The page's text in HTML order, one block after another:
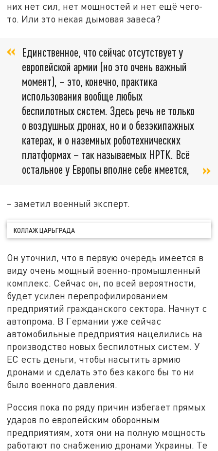
них нет сил, нет мощностей и нет ещё чего-
то. Или это некая дымовая завеса?
Единственное, что сейчас отсутствует у
европейской армии (но это очень важный
момент), – это, конечно, практика
использования вообще любых
беспилотных систем. Здесь речь не только
о воздушных дронах, но и о безэкипажных
катерах, и о наземных роботехнических
платформах – так называемых НРТК. Всё
остальное у Европы вполне себе имеется,
– заметил военный эксперт.
КОЛЛАЖ ЦАРЬГРАДА
Он уточнил, что в первую очередь имеется в
виду очень мощный военно-промышленный
комплекс. Сейчас он, по всей вероятности,
будет усилен перепрофилированием
предприятий гражданского сектора. Начнут с
автопрома. В Германии уже сейчас
автомобильные предприятия нацелились на
производство новых беспилотных систем. У
ЕС есть деньги, чтобы насытить армию
дронами и сделать это без какого бы то ни
было военного давления.
Россия пока по ряду причин избегает прямых
ударов по европейским оборонным
предприятиям, хотя они на полную мощность
работают по снабжению дронами Украины. Те